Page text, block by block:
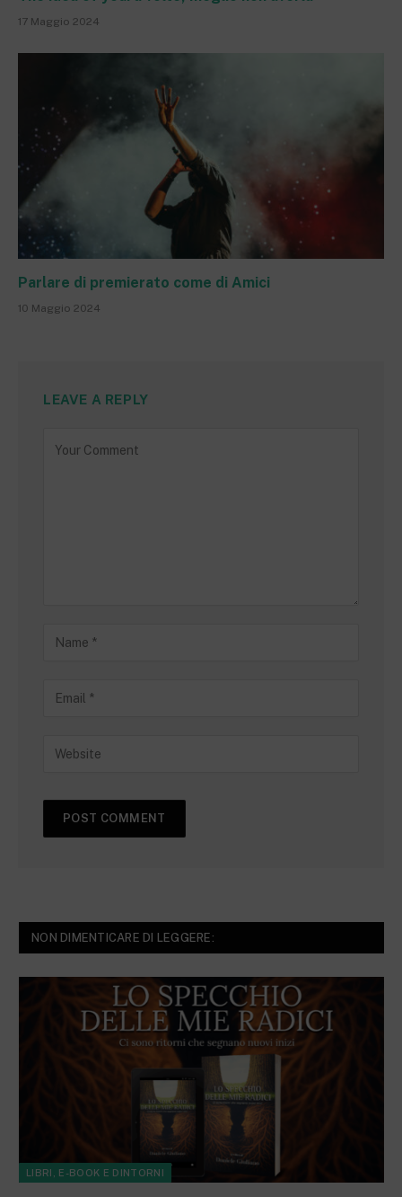
17 Maggio 2024
Parlare di premierato come di Amici
10 Maggio 2024
LEAVE A REPLY
NON DIMENTICARE DI LEGGERE:
LIBRI, E-BOOK E DINTORNI